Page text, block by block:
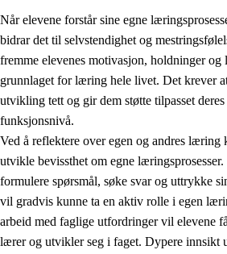
Prinsipper for læring, utvikling
2.1 Sosial læring og utvikling
2.3 Grunnleggende ferdigheter
Når elevene forstår sine egne
bidrar det til selvstendighet og
fremme elevenes motivasjon, holdninger og
grunnlaget for læring hele livet. Det krever
utvikling tett og gir dem støtte tilpasset
funksjonsnivå.
Ved å reflektere over egen og andres læring
utvikle bevissthet om egne
formulere spørsmål, søke svar og uttrykke
vil gradvis kunne ta en aktiv rolle i egen
arbeid med faglige utfordringer vil elevene
lærer og utvikler seg i faget. Dypere innsikt